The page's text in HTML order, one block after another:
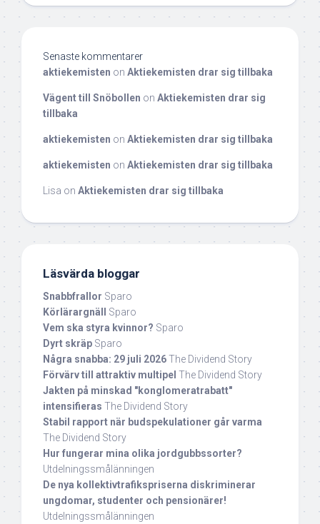
Senaste kommentarer
aktiekemisten on Aktiekemisten drar sig tillbaka
Vägent till Snöbollen on Aktiekemisten drar sig
tillbaka
aktiekemisten on Aktiekemisten drar sig tillbaka
aktiekemisten on Aktiekemisten drar sig tillbaka
Lisa on Aktiekemisten drar sig tillbaka
Läsvärda bloggar
Snabbfrallor Sparo
Körlärargnäll
Sparo
Vem ska styra kvinnor? Sparo
Dyrt skräp Sparo
Några snabba: 29 juli 2026The Dividend Story
Förvärv till attraktiv multipel The Dividend Story
Jakten på minskad "konglomeratrabatt"
intensifieras The Dividend Story
Stabil rapport när budspekulationer går varma
The Dividend Story
Hur fungerar mina olika jordgubbssorter?
Utdelningssmålänningen
De nya kollektivtrafikspriserna diskriminerar
ungdomar, studenter och pensionärer!
Utdelningssmålänningen